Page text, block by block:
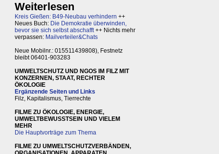
Weiterlesen
Kreis Gießen: B49-Neubau verhindern ++
Neues Buch: Die Demokratie überwinden,
bevor sie sich selbst abschafft++ Nichts mehr
verpassen: Mailverteiler&Chats
Neue Mobilnr.: 015511439808), Festnetz
bleibt 06401-903283
UMWELTSCHUTZ UND NGOS IM FILZ MIT
KONZERNEN, STAAT, RECHTER
ÖKOLOGIE
Ergänzende Seiten und Links
Filz, Kapitalismus, Tierrechte
FILME ZU ÖKOLOGIE, ENERGIE,
UMWELTBEWUSSTSEIN UND VIELEM
MEHR
Die Hauptvorträge zum Thema
FILME ZU UMWELTSCHUTZVERBÄNDEN,